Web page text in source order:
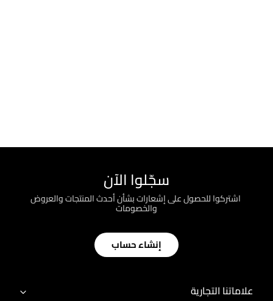
سجّلوا الآن
؜ اشتركوا للحصول على إشعارات بشأن أحدث المنتجات والعروض
والخصومات
إنشاء حساب
علاماتنا التجارية